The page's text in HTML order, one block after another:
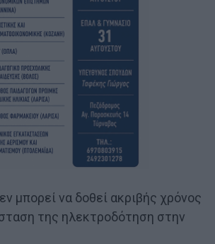
μπορεί να δοθεί ακριβής χρόνος
της ηλεκτροδότηση στην